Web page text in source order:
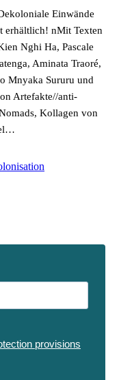
Einwände
erhältlich! nMit Texten
Nghi Ha, Pascale
Aminata Traoré,
Mnyaka Sururu und
Artefakte//anti-
Kollagen von
provisions